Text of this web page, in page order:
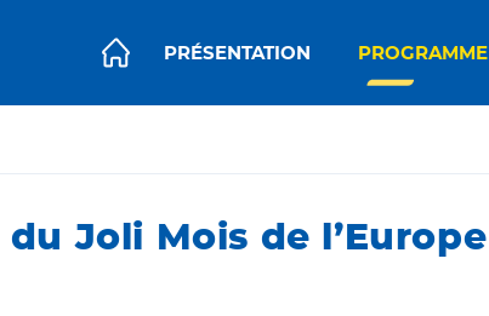
ACCUEIL JOLI MOIS DE L’EUROPE
PRÉSENTATION PROGRAMME
Joli Mois de l’Europe